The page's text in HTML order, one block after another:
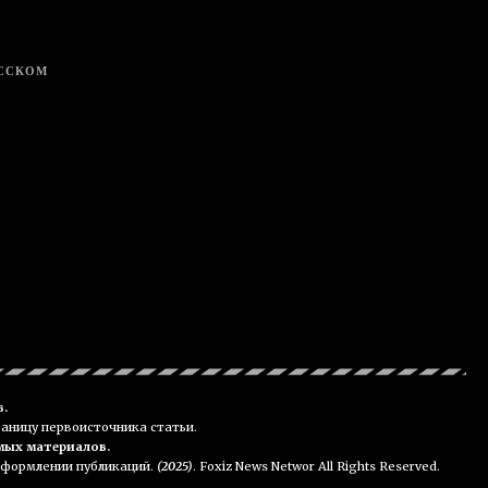
первоисточника статьи.
материалов.
публикаций. (2025). Foxiz News Networ All Rights Reserved.